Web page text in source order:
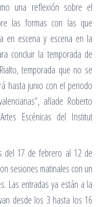
una reflexión sobre el
las formas con las que
en escena y escena en la
concluir la temporada de
temporada que no se
hasta junio con el periodo
añade Roberto
Escénicas del Institut
del 17 de febrero al 12 de
sesiones matinales con un
Las entradas ya están a la
desde los 3 hasta los 16